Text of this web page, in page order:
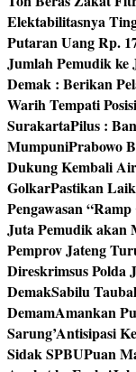
Elektabilitasnya
Putaran Uang Rp.
Jumlah Pemudik ke
Demak : Berikan
Warih Tempati
SurakartaPilus :
MumpuniPrabowo
Dukung Kembali
GolkarPastikan
Pengawasan
Juta Pemudik akan
Pemprov Jateng
Direskrimsus Polda
DemakSabilu
DemamAmankan
Sarung’Antisipasi
Sidak SPBUPuan